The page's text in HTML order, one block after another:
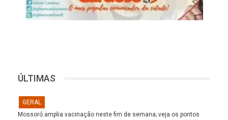
ÚLTIMAS
GERAL
Mossoró amplia vacinação neste fim de semana; veja os pontos